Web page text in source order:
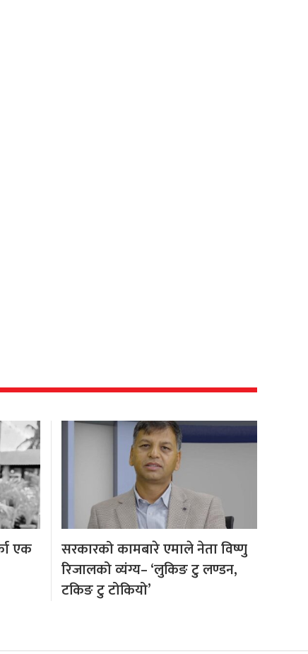
एक
सरकारको कामबारे एमाले नेता विष्णु
रिजालको व्यंग्य– ‘लुकिङ टु लण्डन,
टकिङ टु टोकियो’